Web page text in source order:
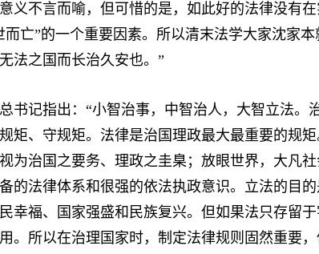
义不言而喻，但可惜的是，如此好的法律没有
而亡”的一个重要因素。所以清末法学大家沈家
法之国而长治久安也。”
记指出：“小智治事，中智治人，大智立法。
矩、守规矩。法律是治国理政最大最重要的规
为治国之要务、理政之圭臬；放眼世界，大凡
的法律体系和很强的依法执政意识。立法的目
幸福、国家强盛和民族复兴。但如果法只存留
。所以在治理国家时，制定法律规则固然重要